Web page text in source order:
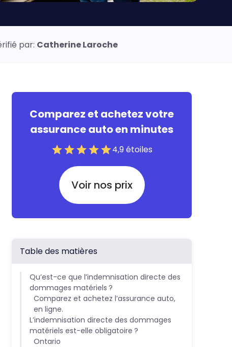
par: Catherine Laroche
Comparez et achetez votre
assurance auto en minutes
4,9 étoiles
Voir nos prix
Table des matières
Qu’est-ce que l’indemnisation directe des
dommages matériels ?
Comparez et achetez l’assurance auto,
en ligne.
L’indemnisation directe des dommages
matériels est-elle obligatoire ?
Ontario